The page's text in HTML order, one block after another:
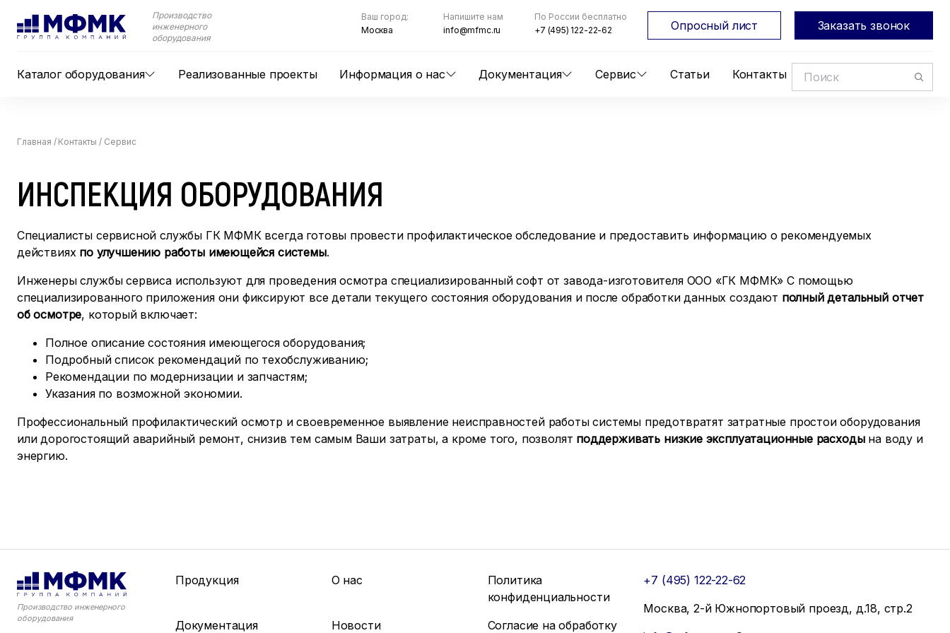
Производство
инженерного
оборудования
Каталог оборудования Реализованные проекты Информация о нас Документация Сервис Статьи Контакты
Ваш город:
Москва
Напишите нам
info@mfmc.ru
По России бесплатно
+7 (495) 122-22-62
Опросный лист Заказать звонок
Главная / Контакты / Сервис
ИНСПЕКЦИЯ ОБОРУДОВАНИЯ
Специалисты сервисной службы ГК МФМК всегда готовы провести профилактическое обследование и предоставить информацию о рекомендуемых
действиях по улучшению работы имеющейся системы.
Инженеры службы сервиса используют для проведения осмотра специализированный софт от завода-изготовителя ООО «ГК МФМК» С помощью
специализированного приложения они фиксируют все детали текущего состояния оборудования и после обработки данных создают полный детальный отчет
об осмотре, который включает:
Полное описание состояния имеющегося оборудования;
Подробный список рекомендаций по техобслуживанию;
Рекомендации по модернизации и запчастям;
Указания по возможной экономии.
Профессиональный профилактический осмотр и своевременное выявление неисправностей работы системы предотвратят затратные простои оборудования
или дорогостоящий аварийный ремонт, снизив тем самым Ваши затраты, а кроме того, позволят поддерживать низкие эксплуатационные расходына воду и
энергию.
Производство инженерного
оборудования
Продукция О нас
Политика
конфиденциальности
Документация
Новости Согласие на обработку
+7 (495) 122-22-62
Москва, 2-й Южнопортовый проезд, д.18, стр.2